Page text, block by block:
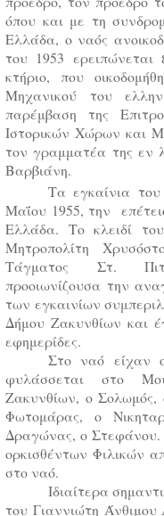
όπου και με τη
Ελλάδα, ο ναός
του 1953
κτήριο, που
Μηχανικού του
παρέμβαση της
Ιστορικών Χώρων και
τον γραμματέα της εν
Βαρβιάνη.
Τα εγκαίνια
Μαΐου 1955, την
Ελλάδα. Το κλειδί
Μητροπολίτη
Τάγματος Στ.
προοιωνίζουσα την
των εγκαινίων
Δήμου Ζακυνθίων και
εφημερίδες.
Στο ναό είχαν
φυλάσσεται στο
Ζακυνθίων, ο Σολωμός,
Φωτομάρας, ο
Δραγώνας, ο Στεφάνου.
ορκισθέντων Φιλικών
στο ναό.
Ιδιαίτερα
του Γιαννιώτη